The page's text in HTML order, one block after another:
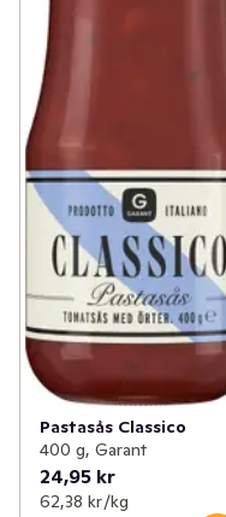
Pastasås Classico
400 g, Garant
24,95 kr
62,38 kr /kg